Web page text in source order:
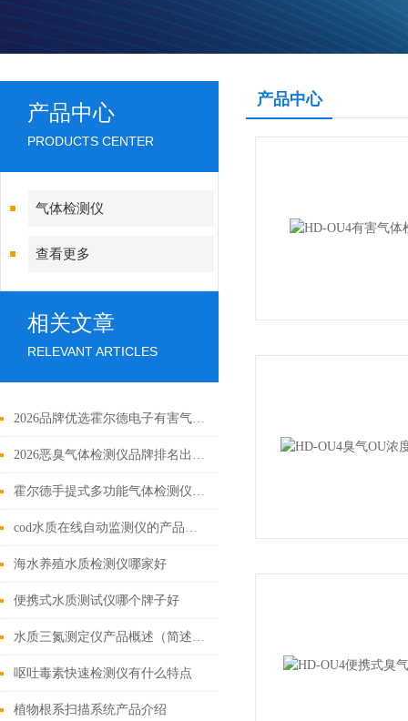
产品中心
PRODUCTS CENTER
气体检测仪
查看更多
相关文章
RELEVANT ARTICLES
2026品牌优选霍尔德电子有害气体检测仪，防爆防护配置拉满行业标准
2026恶臭气体检测仪品牌排名出炉，霍尔德电子综合性能超越同价位竞品
霍尔德手提式多功能气体检测仪的技术优势
cod水质在线自动监测仪的产品优势
海水养殖水质检测仪哪家好
便携式水质测试仪哪个牌子好
水质三氮测定仪产品概述（简述水质三氮测定仪的功能特点）
呕吐毒素快速检测仪有什么特点
植物根系扫描系统产品介绍
产品中心